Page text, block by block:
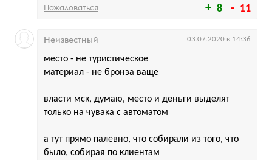
8 11
Пожаловаться
место - не туристическое
материал - не бронза ваще
власти мск, думаю, место и деньги выделят
только на чувака с автоматом
а тут прямо палевно, что собирали из того, что
было, собирая по клиентам
Неизвестный 03.07.2020 в 14:36